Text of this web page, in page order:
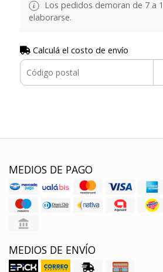
Los pedidos demoran de 7 a
elaborarse.
Calculá el costo de envío
MEDIOS DE PAGO
MEDIOS DE ENVÍO